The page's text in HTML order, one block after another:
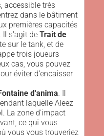
accessible très
dans le bâtiment
premières capacités
Il s'agit de Trait de
sur le tank, et de
trois joueurs
cas, vous pouvez
éviter d'encaisser
d'anima. Il
laquelle Aleez
La zone d'impact
ce qui vous
vous vous trouveriez